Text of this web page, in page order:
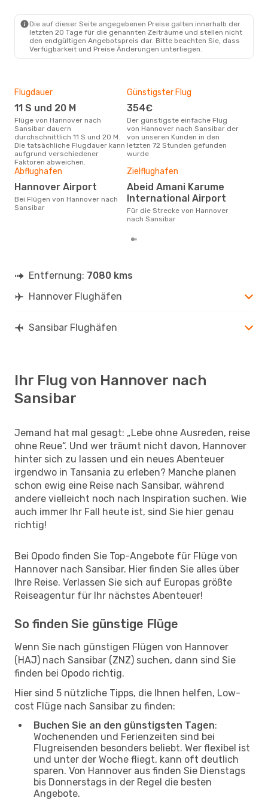
Swiss International Air Lines
1 Zwischenstopp
HAJ- ZNZ
Austrian Airlines2 Zwischenstopps
ZNZ- HAJ
Die auf dieser Seite angegebenen Preise galten innerhalb der
letzten 20 Tage für die genannten Zeiträume und stellen nicht
den endgültigen Angebotspreis dar. Bitte beachten Sie, dass
Verfügbarkeit und Preise Änderungen unterliegen.
Flugdauer
11 S und 20 M
Flüge von Hannover nach
Sansibar dauern
durchschnittlich 11 S und 20 M.
Die tatsächliche Flugdauer kann
aufgrund verschiedener
Faktoren abweichen.
Günstigster Flug
354€
Der günstigste einfache Flug
von Hannover nach Sansibar der
von unseren Kunden in den
letzten 72 Stunden gefunden
wurde
Abflughafen
Hannover Airport
Bei Flügen von Hannover nach
Sansibar
Zielflughafen
Abeid Amani Karume
International Airport
Für die Strecke von Hannover
nach Sansibar
Entfernung: 7080 kms
Hannover Flughäfen
Sansibar Flughäfen
Ihr Flug von Hannover nach
Sansibar
Jemand hat mal gesagt: „Lebe ohne Ausreden, reise
ohne Reue“. Und wer träumt nicht davon, Hannover
hinter sich zu lassen und ein neues Abenteuer
irgendwo in Tansania zu erleben? Manche planen
schon ewig eine Reise nach Sansibar, während
andere vielleicht noch nach Inspiration suchen. Wie
auch immer Ihr Fall heute ist, sind Sie hier genau
richtig!
Bei Opodo finden Sie Top-Angebote für Flüge von
Hannover nach Sansibar. Hier finden Sie alles über
Ihre Reise. Verlassen Sie sich auf Europas größte
Reiseagentur für Ihr nächstes Abenteuer!
So finden Sie günstige Flüge
Wenn Sie nach günstigen Flügen von Hannover
(HAJ) nach Sansibar (ZNZ) suchen, dann sind Sie
finden bei Opodo richtig.
Hier sind 5 nützliche Tipps, die Ihnen helfen, Low-
cost Flüge nach Sansibar zu finden:
Buchen Sie an den günstigsten Tagen:
Wochenenden und Ferienzeiten sind bei
Flugreisenden besonders beliebt. Wer flexibel ist
und unter der Woche fliegt, kann oft deutlich
sparen. Von Hannover aus finden Sie Dienstags
bis Donnerstags in der Regel die besten
Angebote.